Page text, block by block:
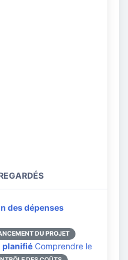
des dépenses
DU PROJET
planifié Comprendre le